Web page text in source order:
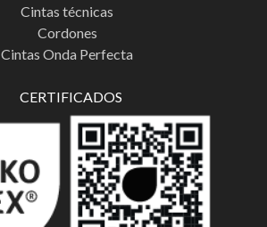
Cintas técnicas
Cordones
Cintas Onda Perfecta
CERTIFICADOS